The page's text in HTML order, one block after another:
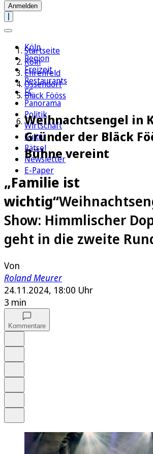
Anmelden
Köln
Region
Freizeit
Restaurants
FC
Panorama
Politik
Wirtschaft
Kultur
Rätsel
Newsletter
E-Paper
Startseite
Köln
Ehrenfeld
Ossendorf
Bläck Fööss
Weihnachtsengel in
Gründer der Bläck
Bühne vereint
„Familie ist
wichtig“
Show: Himmlischer
geht in die zweite
Von
Roland Meurer
24.11.2024, 18:00 Uhr
3 min
Kommentare